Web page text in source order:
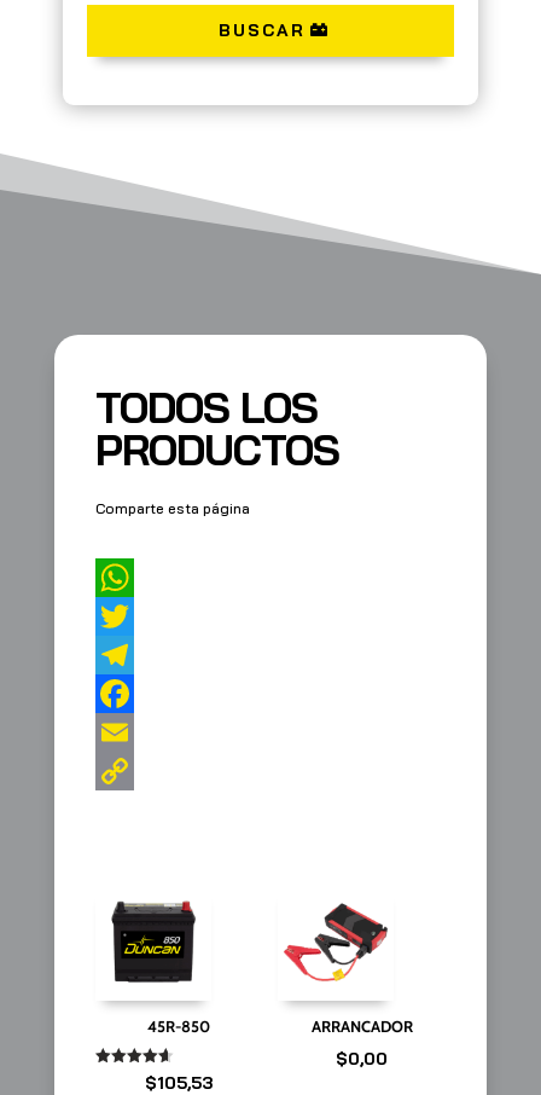
BUSCAR
TODOS LOS
PRODUCTOS
Comparte esta página
45R-850
Valorado
$105,53
ARRANCADOR
$0,00